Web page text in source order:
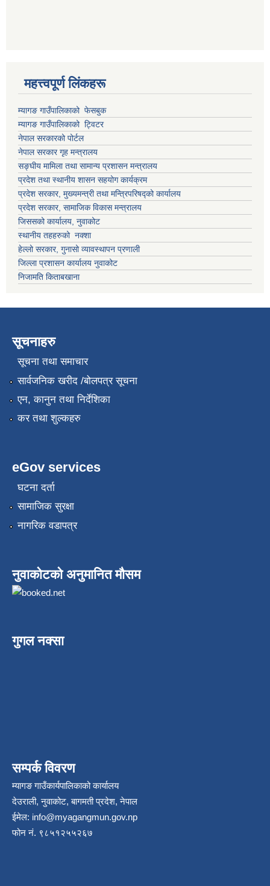
महत्त्वपूर्ण लिंकहरू
म्यागङ गाउँपालिकाको फेसबुक
म्यागङ गाउँपालिकाको ट्विटर
नेपाल सरकारको पोर्टल
नेपाल सरकार गृह मन्त्रालय
सङ्घीय मामिला तथा सामान्य प्रशासन मन्त्रालय
प्रदेश तथा स्थानीय शासन सहयोग कार्यक्रम
प्रदेश सरकार, मुख्यमन्त्री तथा मन्त्रिपरिषद्को कार्यालय
प्रदेश सरकार, सामाजिक विकास मन्त्रालय
जिससको कार्यालय, नुवाकोट
स्थानीय तहहरुको नक्शा
हेल्लो सरकार, गुनासो व्यावस्थापन प्रणाली
जिल्ला प्रशासन कार्यालय नुवाकोट
निजामति किताबखाना
सूचनाहरु
सूचना तथा समाचार
सार्वजनिक खरीद /बोलपत्र सूचना
एन, कानुन तथा निर्देशिका
कर तथा शुल्कहरु
eGov services
घटना दर्ता
सामाजिक सुरक्षा
नागरिक वडापत्र
नुवाकोटको अनुमानित मौसम
गुगल नक्सा
सम्पर्क विवरण
म्यागङ गाउँकार्यपालिकाको कार्यालय
देउराली, नुवाकोट, बागमती प्रदेश, नेपाल
ईमेल: info@myagangmun.gov.np
फोन नं. ९८५१२५५२६७